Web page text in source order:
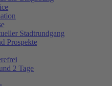
Stadtrundgang
Prospekte
2 Tage